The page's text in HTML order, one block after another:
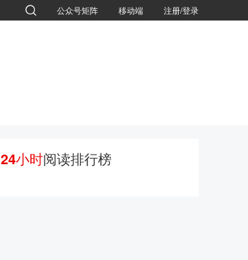
公众号矩阵 移动端
注册/登录
24小时阅读排行榜